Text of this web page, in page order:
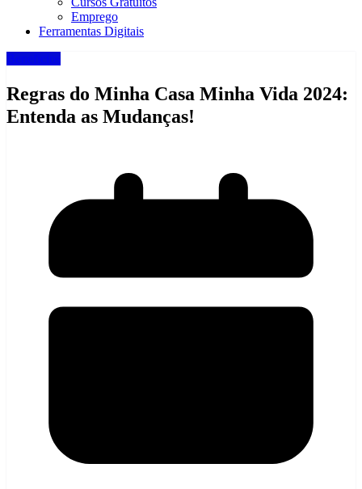
Emprego
Ferramentas Digitais
Beneficios
Regras do Minha Casa Minha Vida 2024:
Entenda as Mudanças!